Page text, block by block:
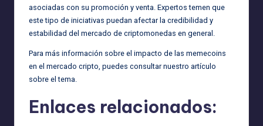
asociadas con su promoción y venta. Expertos temen que
este tipo de iniciativas puedan afectar la credibilidad y
estabilidad del mercado de criptomonedas en general.
Para más información sobre el impacto de las memecoins
en el mercado cripto, puedes consultar nuestro artículo
sobre el tema.
Enlaces relacionados: